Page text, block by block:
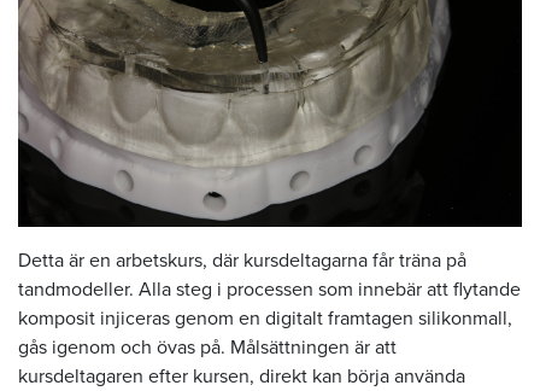
Detta är en arbetskurs, där kursdeltagarna får träna på
tandmodeller. Alla steg i processen som innebär att flytande
komposit injiceras genom en digitalt framtagen silikonmall,
gås igenom och övas på. Målsättningen är att
kursdeltagaren efter kursen, direkt kan börja använda